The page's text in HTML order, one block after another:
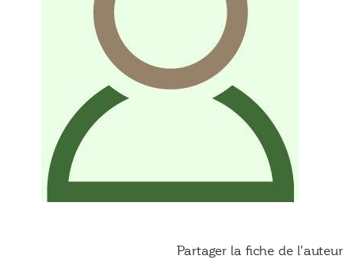
Partager la fiche de l'auteur